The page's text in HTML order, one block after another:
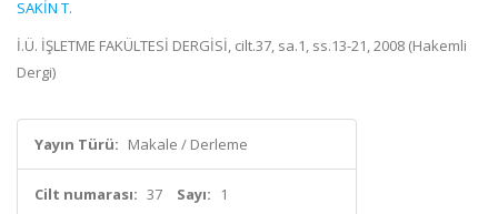
SAKİN T.
İ.Ü. İŞLETME FAKÜLTESİ DERGİSİ, cilt.37, sa.1, ss.13-21, 2008 (Hakemli
Dergi)
Yayın Türü: Makale / Derleme
Cilt numarası: 37 Sayı: 1